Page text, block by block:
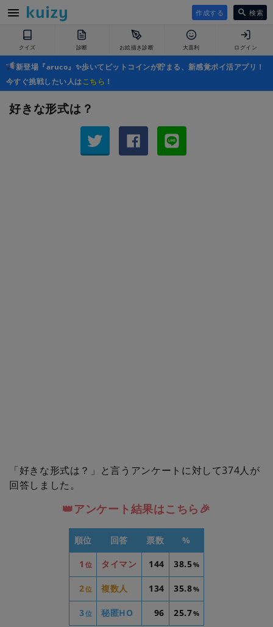
作成する 検索
クイズ 診断 お絵描き診断 大喜利 ログイン
新登場『aruco』✨歩いてビットコインが貯まる、新感覚ポイ活アプリ！
今すぐ挑戦したい人はこちら ！
好きな形式は？
「好きな形式は？」と言うアンケートに対して374人が
回答しました。
👑アンケート結果はこちら🎉
順位 回答 票数 %
1 位 タイマン 144 38.5%
2位 複数人 134 35.8%
3位 秘匿HO 96 25.7%